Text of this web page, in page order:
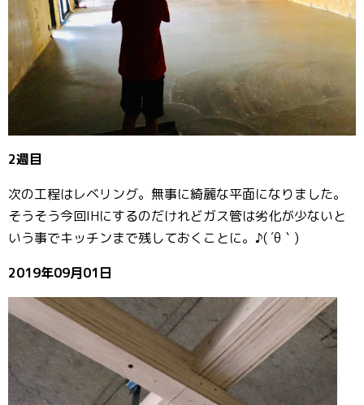
2週目
次の工程はレベリング。無事に綺麗な平面になりました。
そうそう今回IHにするのだけれどガス管は劣化が少ないと
いう事でキッチンまで残しておくことに。♪( ´θ｀)
2019年09月01日